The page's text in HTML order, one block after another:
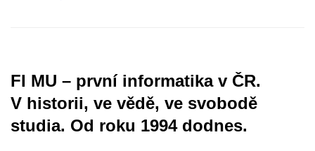
FI MU – první informatika v ČR.
V historii, ve vědě, ve svobodě
studia. Od roku 1994 dodnes.